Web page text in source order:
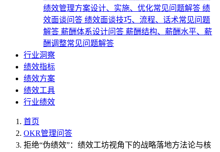
绩效管理方案设计、实施、优化常见问题解答 绩
效面谈问答 绩效面谈技巧、流程、话术常见问题
解答 薪酬体系设计问答 薪酬结构、薪酬水平、薪
酬调整常见问题解答
行业洞察
绩效指标
绩效方案
绩效工具
行业绩效
首页
OKR管理问答
拒绝“伪绩效”：绩效工坊视角下的战略落地方法论与核